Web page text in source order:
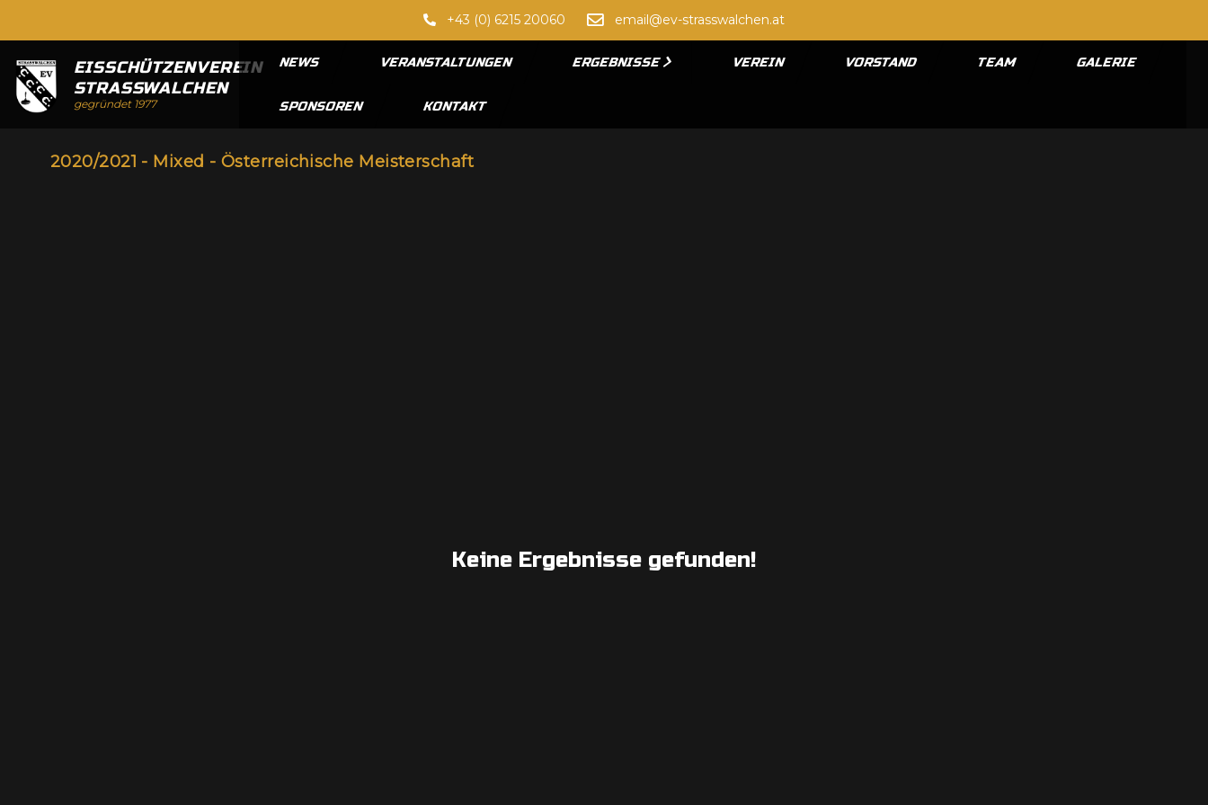
+43 (0) 6215 20060 email@ev-strasswalchen.at
EISSCHÜTZENVEREIN
STRASSWALCHEN
gegründet 1977
NEWS VERANSTALTUNGEN ERGEBNISSE VEREIN VORSTAND TEAM GALERIE
SPONSOREN KONTAKT
2020/2021 - Mixed - Österreichische Meisterschaft
Keine Ergebnisse gefunden!